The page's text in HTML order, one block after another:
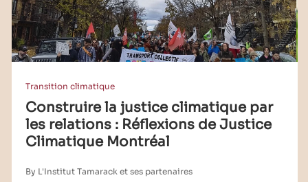
Transition climatique
Construire la justice climatique par
les relations : Réflexions de Justice
Climatique Montréal
By L'Institut Tamarack et ses partenaires